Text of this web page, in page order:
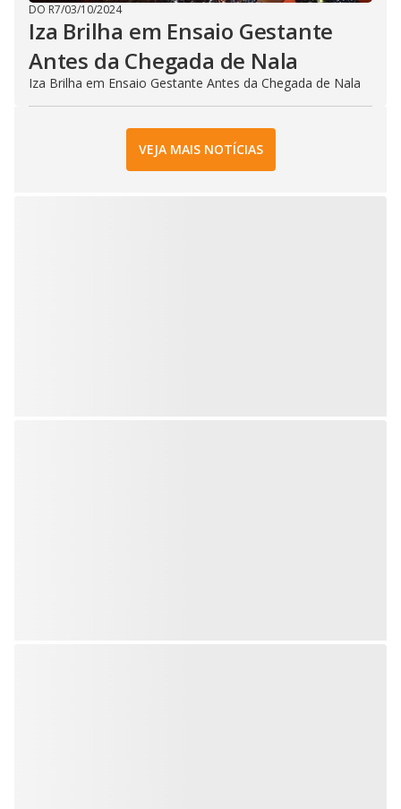
DO R7/03/10/2024
Iza Brilha em Ensaio Gestante
Antes da Chegada de Nala
Iza Brilha em Ensaio Gestante Antes da Chegada de Nala
VEJA MAIS NOTÍCIAS